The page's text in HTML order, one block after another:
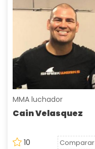
MMA luchador
Cain Velasquez
10 Comparar